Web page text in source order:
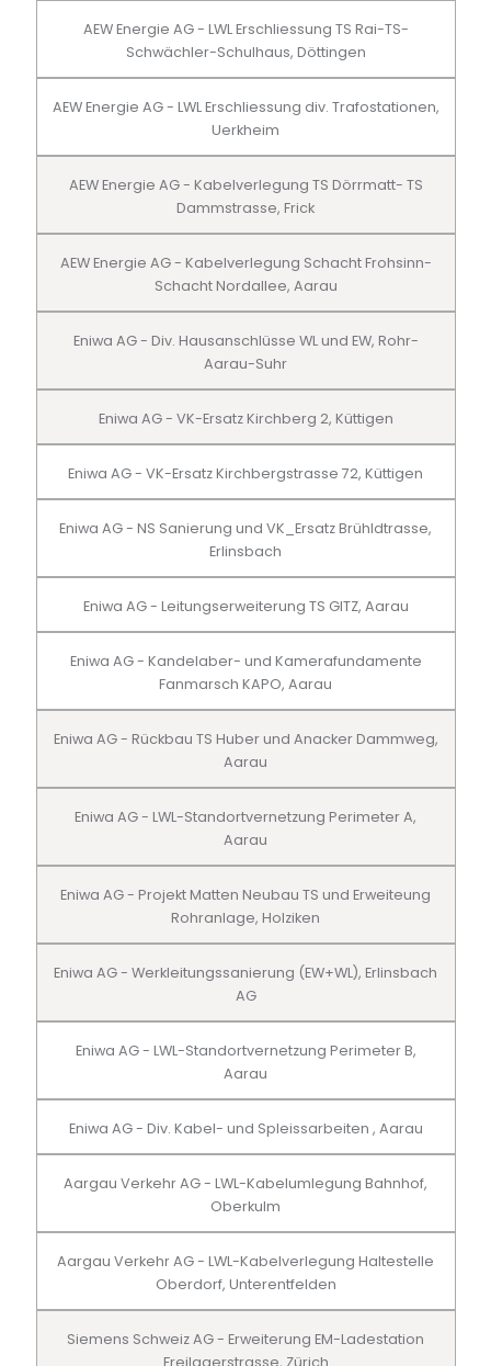
AEW Energie AG - LWL Erschliessung TS Rai-TS-
Schwächler-Schulhaus, Döttingen
AEW Energie AG - LWL Erschliessung div. Trafostationen,
Uerkheim
AEW Energie AG - Kabelverlegung TS Dörrmatt- TS
Dammstrasse, Frick
AEW Energie AG - Kabelverlegung Schacht Frohsinn-
Schacht Nordallee, Aarau
Eniwa AG - Div. Hausanschlüsse WL und EW, Rohr-
Aarau-Suhr
Eniwa AG - VK-Ersatz Kirchberg 2, Küttigen
Eniwa AG - VK-Ersatz Kirchbergstrasse 72, Küttigen
Eniwa AG - NS Sanierung und VK_Ersatz Brühldtrasse,
Erlinsbach
Eniwa AG - Leitungserweiterung TS GITZ, Aarau
Eniwa AG - Kandelaber- und Kamerafundamente
Fanmarsch KAPO, Aarau
Eniwa AG - Rückbau TS Huber und Anacker Dammweg,
Aarau
Eniwa AG - LWL-Standortvernetzung Perimeter A,
Aarau
Eniwa AG - Projekt Matten Neubau TS und Erweiteung
Rohranlage, Holziken
Eniwa AG - Werkleitungssanierung (EW+WL), Erlinsbach
AG
Eniwa AG - LWL-Standortvernetzung Perimeter B,
Aarau
Eniwa AG - Div. Kabel- und Spleissarbeiten , Aarau
Aargau Verkehr AG - LWL-Kabelumlegung Bahnhof,
Oberkulm
Aargau Verkehr AG - LWL-Kabelverlegung Haltestelle
Oberdorf, Unterentfelden
Siemens Schweiz AG - Erweiterung EM-Ladestation
Freilagerstrasse, Zürich